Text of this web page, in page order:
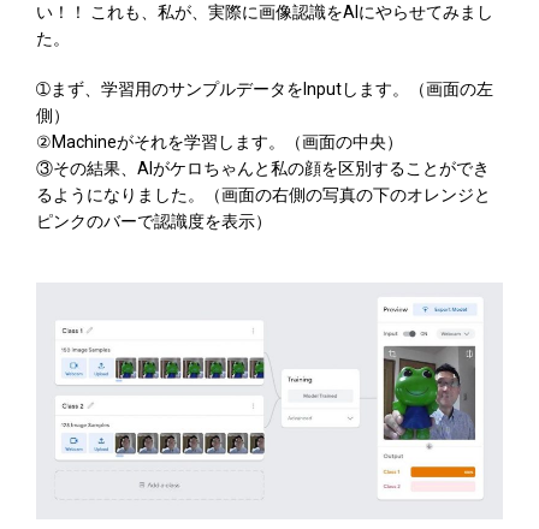
い！！ これも、私が、実際に画像認識をAIにやらせてみまし
た。
➀まず、学習用のサンプルデータをInputします。（画面の左
側）
②Machineがそれを学習します。（画面の中央）
③その結果、AIがケロちゃんと私の顔を区別することができ
るようになりました。（画面の右側の写真の下のオレンジと
ピンクのバーで認識度を表示）